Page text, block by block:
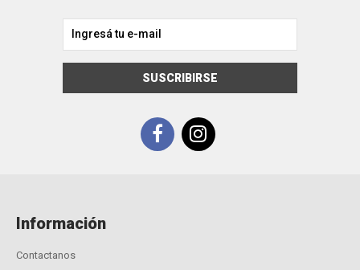
SUSCRIBIRSE
Información
Contactanos